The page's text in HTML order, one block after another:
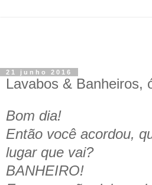
21 junho 2016
Lavabos & Banheiros,
Bom dia!
Então você acordou,
lugar que vai?
BANHEIRO!